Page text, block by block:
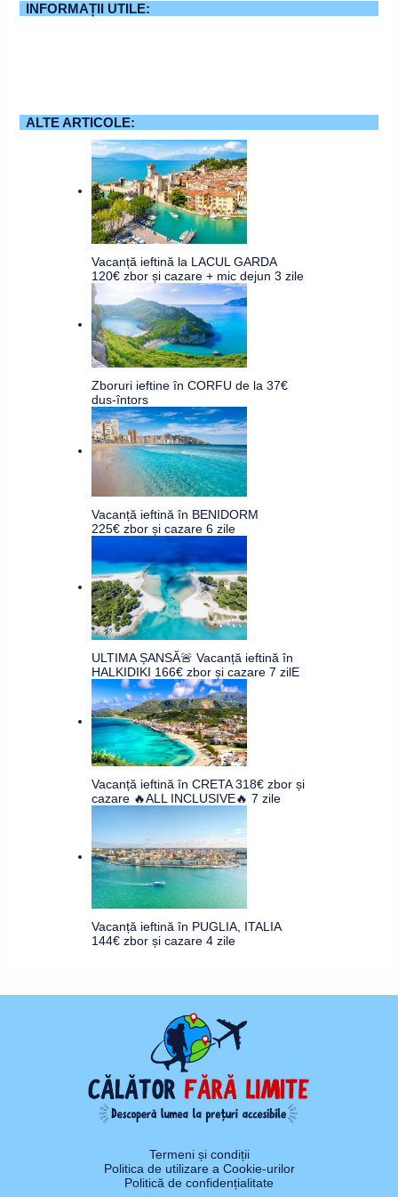
INFORMAȚII UTILE:
ALTE ARTICOLE:
Vacanță ieftină la LACUL GARDA
120€ zbor și cazare + mic dejun 3 zile
Zboruri ieftine în CORFU de la 37€
dus-întors
Vacanță ieftină în BENIDORM
225€ zbor și cazare 6 zile
ULTIMA ȘANSĂ🚨 Vacanță ieftină în
HALKIDIKI 166€ zbor și cazare 7 zilE
Vacanță ieftină în CRETA 318€ zbor și
cazare 🔥ALL INCLUSIVE🔥 7 zile
Vacanță ieftină în PUGLIA, ITALIA
144€ zbor și cazare 4 zile
Termeni și condiții
Politica de utilizare a Cookie-urilor
Politică de confidențialitate